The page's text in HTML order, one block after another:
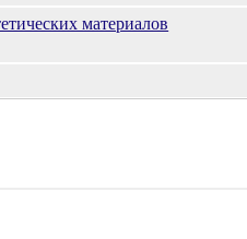
материалов